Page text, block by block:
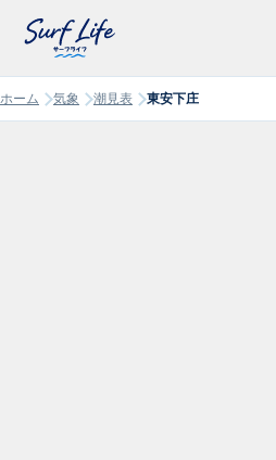
ホーム 気象 潮見表 東安下庄